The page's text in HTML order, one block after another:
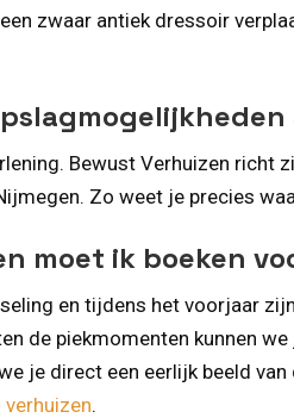
zwaar antiek dressoir
Bewust Verhuizen
Zo weet je precies
moet ik boeken
en tijdens het voorjaar
de piekmomenten kunnen
je direct een eerlijk beeld
.